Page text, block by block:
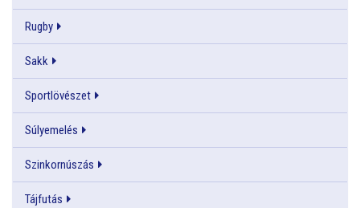
Rugby
Sakk
Sportlövészet
Súlyemelés
Szinkornúszás
Tájfutás